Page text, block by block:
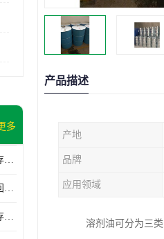
多
中堂废切削油回收公司 库存积压回收 义乌市永峰贸易商行
横岗工业清洗剂回收 高价回收 量大量小均可
道滘废白电油处理公司 库存积压回收 量大量小均可
产品描述
产地
品牌
应用领域
溶剂油可分为三